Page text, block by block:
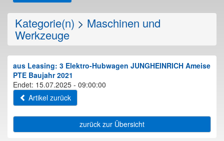
Kategorie(n) > Maschinen und
Werkzeuge
aus Leasing: 3 Elektro-Hubwagen JUNGHEINRICH Ameise
PTE Baujahr 2021
Endet: 15.07.2025 - 09:00:00
Artikel zurück
zurück zur Übersicht